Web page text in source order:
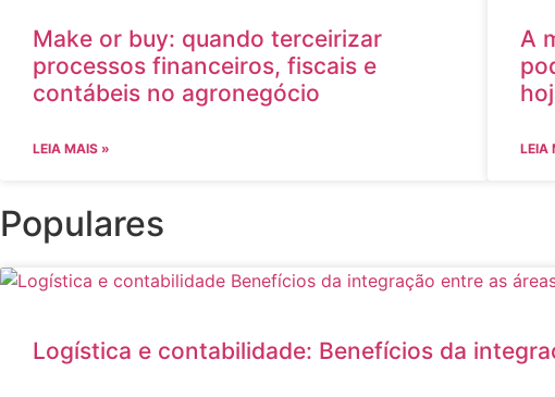
Make or buy: quando terceirizar
processos financeiros, fiscais e
contábeis no agronegócio
LEIA MAIS »
A
LEIA
Populares
Logística e contabilidade: Benefícios da